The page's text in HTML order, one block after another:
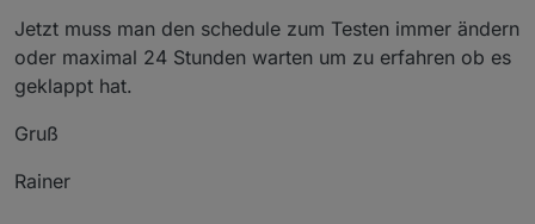
Jetzt muss man den schedule zum Testen immer ändern
oder maximal 24 Stunden warten um zu erfahren ob es
geklappt hat.
Gruß
Rainer